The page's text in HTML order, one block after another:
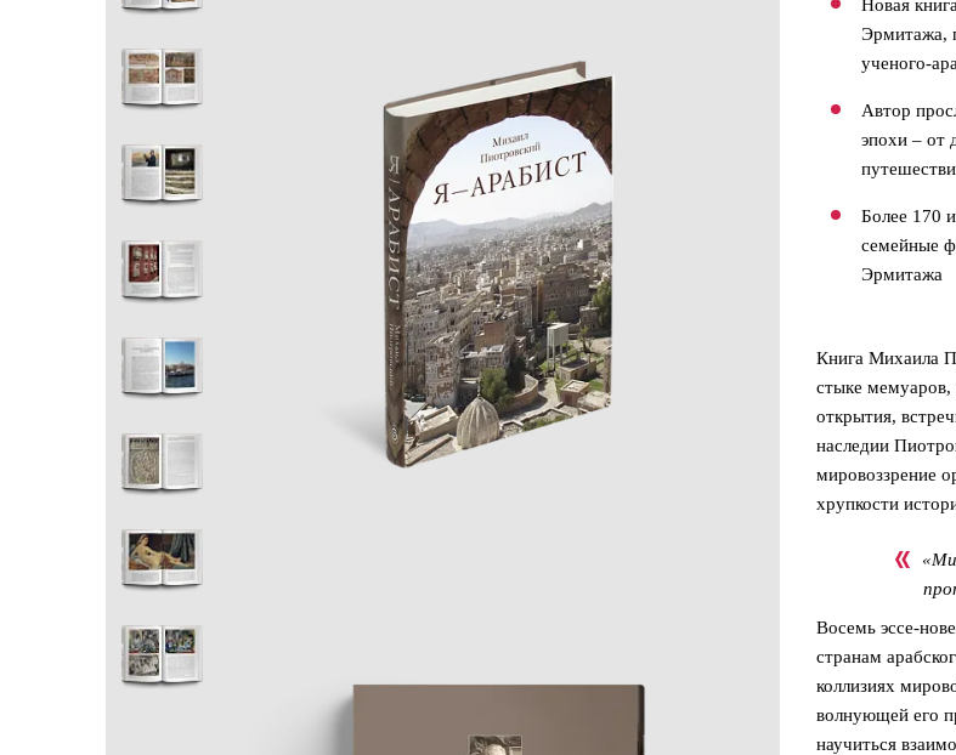
Новая книга
Эрмитажа,
ученого-
Автор
эпохи – от
Более 170
семейные
Эрмитажа
Книга Михаила
стыке мемуаров,
открытия,
наследии
мировоззрение
хрупкости
Восемь эссе-
странам
коллизиях
волнующей его
научиться